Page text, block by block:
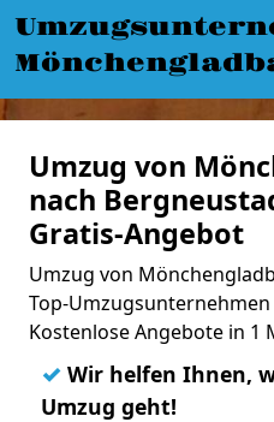
Umzug von
nach
Gratis-Angebot
Umzug von
Top-
Kostenlose Angebote in 1
✓ Wir helfen Ihnen,
Umzug geht!